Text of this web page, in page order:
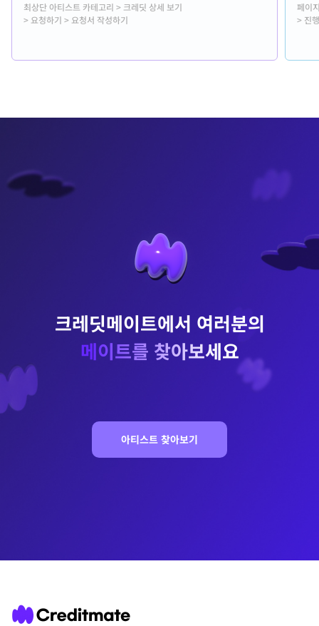
최상단 아티스트 카테고리 > 크레딧 상세 보기
> 요청하기 > 요청서 작성하기
페이
> 진
크레딧메이트에서 여러분의
메이트를 찾아보세요
아티스트 찾아보기